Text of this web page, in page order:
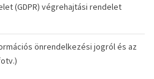
(GDPR) végrehajtási rendelet
önrendelkezési jogról és az